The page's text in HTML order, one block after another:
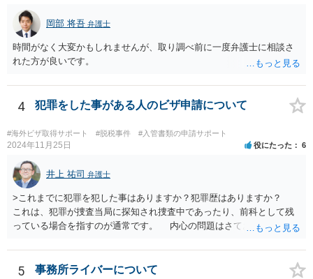
岡部 将吾 弁護士
時間がなく大変かもしれませんが、取り調べ前に一度弁護士に相談さ
れた方が良いです。
4 犯罪をした事がある人のビザ申請について
#海外ビザ取得サポート #脱税事件 #入管書類の申請サポート
2024年11月25日 役にたった 6
井上 祐司 弁護士
>これまでに犯罪を犯した事はありますか？犯罪歴はありますか？
これは、犯罪が捜査当局に探知され捜査中であったり、前科として残
っている場合を指すのが通常です。 内心の問題はさておき、ご質問
5 事務所ライバーについて